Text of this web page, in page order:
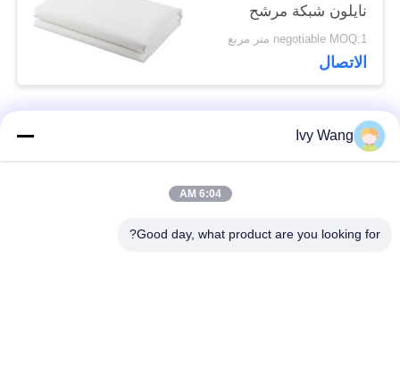
نايلون شبكة مرشح
منسوجة شبكة قماش
مرشح
negotiable MOQ:1 متر مربع
الاتصال
فئات شعبية جميع
الأسلاك
Ivy Wang
6:04 AM
Good day, what product are you looking for?